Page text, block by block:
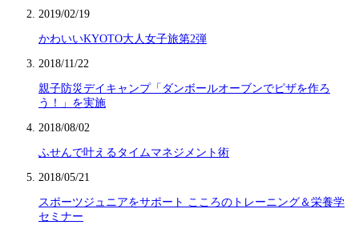
2019/02/19
かわいいKYOTO大人女子旅第2弾
2018/11/22
親子防災デイキャンプ「ダンボールオーブンでピザを作ろ
う！」を実施
2018/08/02
ふせんで叶えるタイムマネジメント術
2018/05/21
スポーツジュニアをサポート こころのトレーニング＆栄養学
セミナー